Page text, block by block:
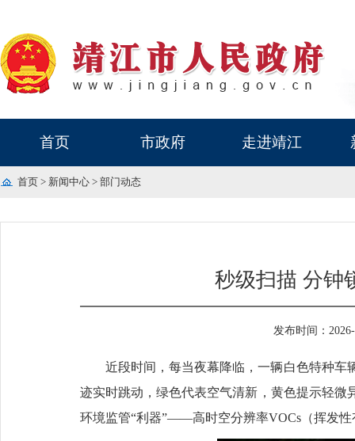
首页 市政府 走进靖江
首页 > 新闻中心 > 部门动态
秒级扫描 分钟
发布时间：
近段时间，每当夜幕降临，一辆白色特种车
迹实时跳动，绿色代表空气清新，黄色提示轻
环境监管“利器”——高时空分辨率VOCs（挥发性